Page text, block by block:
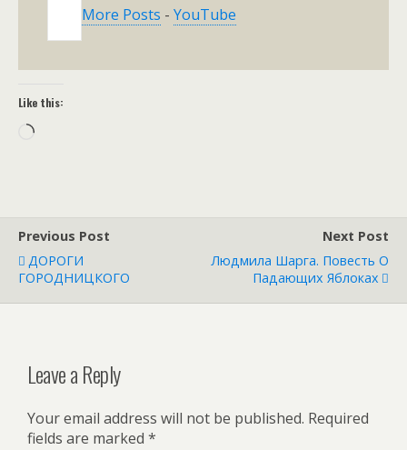
More Posts - YouTube
Like this:
Loading…
Previous Post
ДОРОГИ
ГОРОДНИЦКОГО
Next Post
Людмила Шарга. Повесть О
Падающих Яблоках
Leave a Reply
Your email address will not be published. Required
fields are marked *